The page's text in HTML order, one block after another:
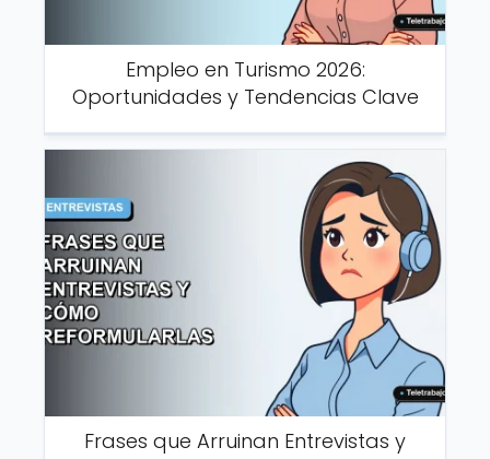
Empleo en Turismo 2026:
Oportunidades y Tendencias Clave
Frases que Arruinan Entrevistas y